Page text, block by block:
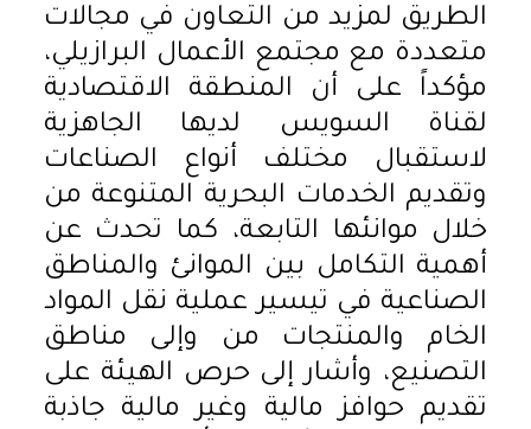
الطريق لمزيد من التعاون في مجالات
متعددة مع مجتمع الأعمال البرازيلي،
مؤكداً على أن المنطقة الاقتصادية
لقناة السويس لديها الجاهزية
لاستقبال مختلف أنواع الصناعات
وتقديم الخدمات البحرية المتنوعة من
خلال موانئها التابعة، كما تحدث عن
أهمية التكامل بين الموانئ والمناطق
الصناعية في تيسير عملية نقل المواد
الخام والمنتجات من وإلى مناطق
التصنيع، وأشار إلى حرص الهيئة على
تقديم حوافز مالية وغير مالية جاذبة